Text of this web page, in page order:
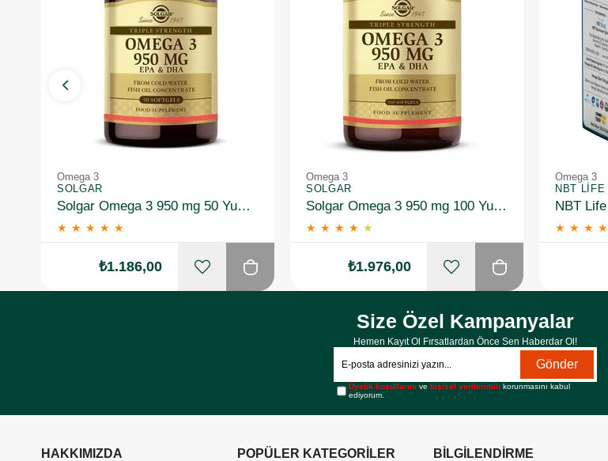
Omega 3
SOLGAR
Solgar Omega 3 950 mg 50 Yumuşak Jelatinli Kapsül
★ ★ ★ ★ ★
₺1.186,00
Omega 3
SOLGAR
Solgar Omega 3 950 mg 100 Yumuşak Jelatinli Kapsül
★ ★ ★ ★ ★
₺1.976,00
Omega 3
NBT LIFE
★ ★ ★ ★
Size Özel Kampanyalar
Hemen Kayıt Ol Fırsatlardan Önce Sen Haberdar Ol!
Gönder
Üyelik koşullarını vekişisel verilerimin korunmasını kabul
ediyorum.
HAKKIMIZDA POPÜLER KATEGORİLER BİLGİLENDİRME